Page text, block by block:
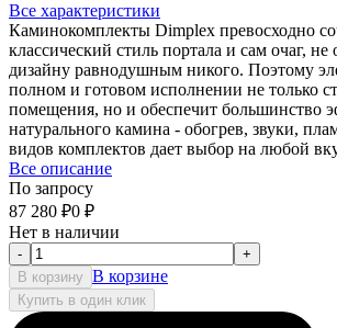
Все характеристики
Каминокомплекты Dimplex превосходно
классический стиль портала и сам очаг, не
дизайну равнодушным никого. Поэтому
полном и готовом исполнении не только
помещения, но и обеспечит большинство
натурального камина - обогрев, звуки,
видов комплектов дает выбор на любой
Все описание
По запросу
87 280 ₽0 ₽
Нет в наличии
-
+
В корзину В корзине
Купить в один клик